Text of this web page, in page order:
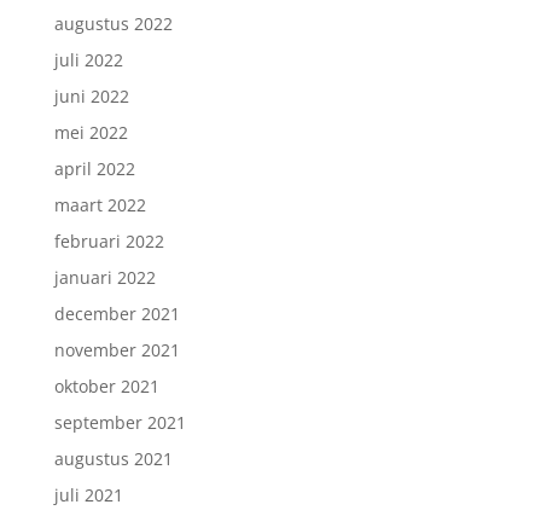
augustus 2022
juli 2022
juni 2022
mei 2022
april 2022
maart 2022
februari 2022
januari 2022
december 2021
november 2021
oktober 2021
september 2021
augustus 2021
juli 2021